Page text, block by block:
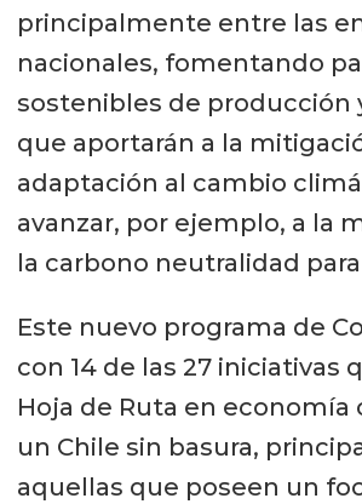
principalmente entre las
nacionales, fomentando
sostenibles de producción
que aportarán a la
adaptación al cambio
avanzar, por ejemplo, a la
la carbono neutralidad
Este nuevo programa de
con 14 de las 27 iniciativas
Hoja de Ruta en economía
un Chile sin basura,
aquellas que poseen un